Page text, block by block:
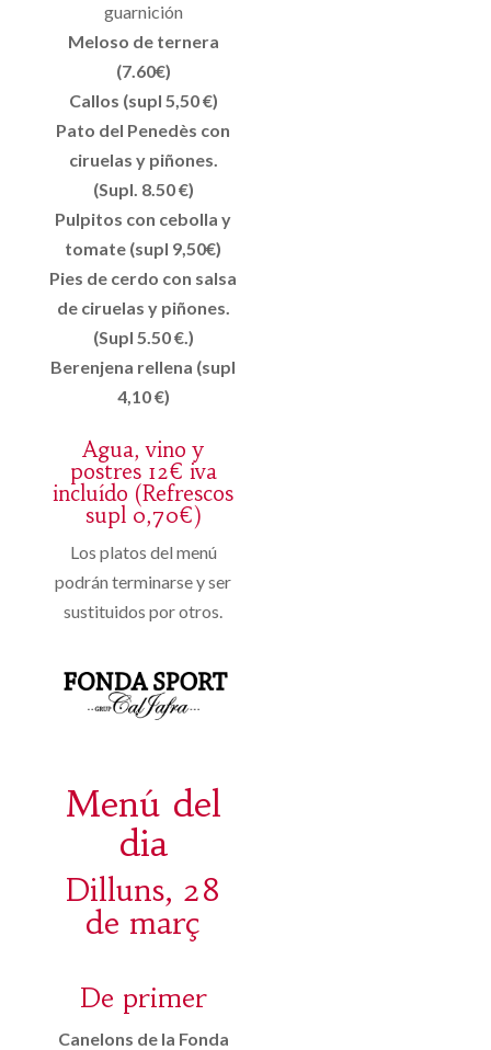
guarnición
Meloso de ternera
(7.60€)
Callos (supl 5,50 €)
Pato del Penedès con
ciruelas y piñones.
(Supl. 8.50 €)
Pulpitos con cebolla y
tomate (supl 9,50€)
Pies de cerdo con salsa
de ciruelas y piñones.
(Supl 5.50 €.)
Berenjena rellena (supl
4,10 €)
Agua, vino y
postres 12€ iva
incluído (Refrescos
supl 0,70€)
Los platos del menú
podrán terminarse y ser
sustituidos por otros.
Menú del
dia
Dilluns, 28
de març
De primer
Canelons de la Fonda